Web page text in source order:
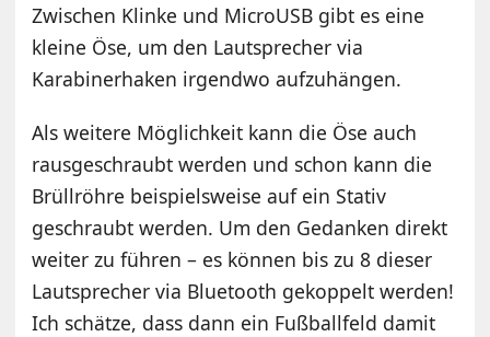
Zwischen Klinke und MicroUSB gibt es eine
kleine Öse, um den Lautsprecher via
Karabinerhaken irgendwo aufzuhängen.
Als weitere Möglichkeit kann die Öse auch
rausgeschraubt werden und schon kann die
Brüllröhre beispielsweise auf ein Stativ
geschraubt werden. Um den Gedanken direkt
weiter zu führen – es können bis zu 8 dieser
Lautsprecher via Bluetooth gekoppelt werden!
Ich schätze, dass dann ein Fußballfeld damit